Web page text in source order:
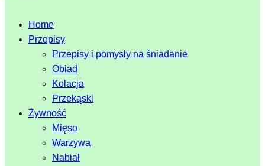
Home
Przepisy
Przepisy i pomysły na śniadanie
Obiad
Kolacja
Przekąski
Żywność
Mięso
Warzywa
Nabiał